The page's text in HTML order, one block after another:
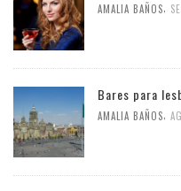
AMALIA BAÑOS
Bares para
AMALIA BAÑOS